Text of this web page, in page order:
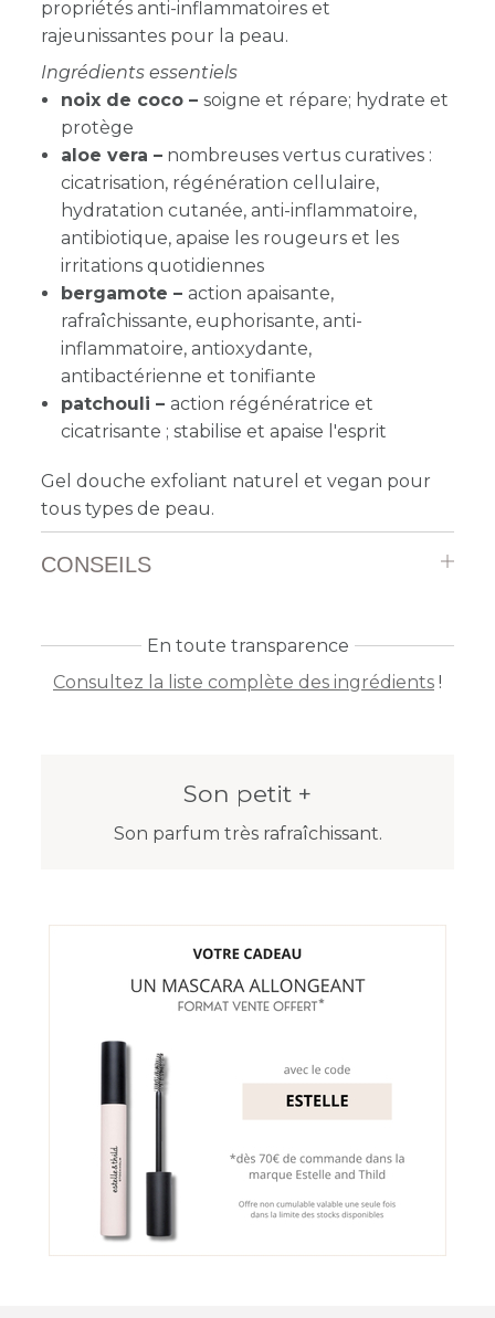
propriétés anti-inflammatoires et
rajeunissantes pour la peau.
Ingrédients essentiels
noix de coco – soigne et répare; hydrate et
protège
aloe vera – nombreuses vertus curatives :
cicatrisation, régénération cellulaire,
hydratation cutanée, anti-inflammatoire,
antibiotique, apaise les rougeurs et les
irritations quotidiennes
bergamote – action apaisante,
rafraîchissante, euphorisante, anti-
inflammatoire, antioxydante,
antibactérienne et tonifiante
patchouli – action régénératrice et
cicatrisante ; stabilise et apaise l'esprit
Gel douche exfoliant naturel et vegan pour
tous types de peau.
CONSEILS
En toute transparence
Consultez la liste complète des ingrédients !
Son petit +
Son parfum très rafraîchissant.